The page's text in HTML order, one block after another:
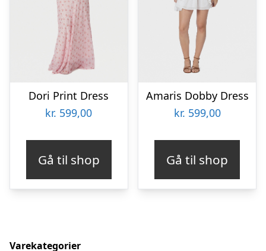
Dori Print Dress
kr. 599,00
Gå til shop
Amaris Dobby Dress
kr. 599,00
Gå til shop
Varekategorier